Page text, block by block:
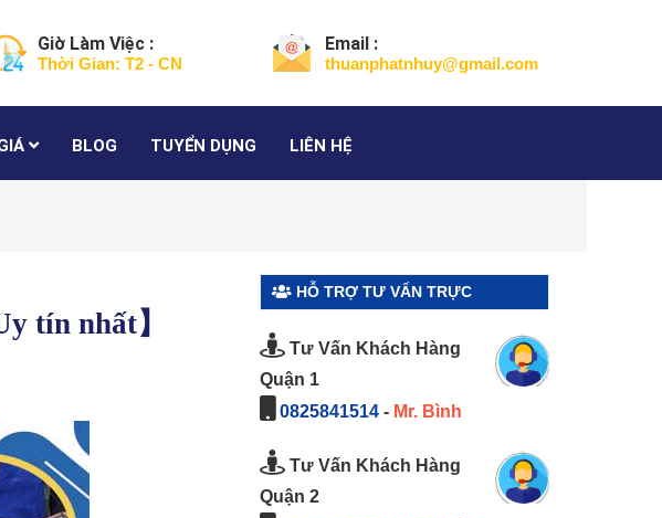
Giờ Làm Việc :
Thời Gian: T2 - CN
Email :
thuanphatnhuy@gmail.com
BLOG TUYỂN DỤNG LIÊN HỆ
tín nhất】
HỖ TRỢ TƯ VẤN TRỰC
Tư Vấn Khách Hàng
Quận 1
0825841514- Mr. Bình
Tư Vấn Khách Hàng
Quận 2